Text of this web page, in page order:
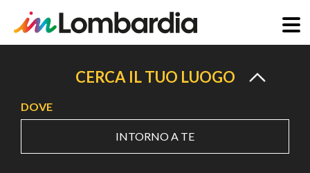
principale
CERCA IL TUO LUOGO
DOVE
INTORNO A TE